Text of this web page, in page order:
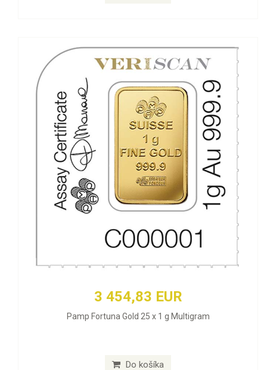
3 454,83 EUR
Pamp Fortuna Gold 25 x 1 g Multigram
Do košíka